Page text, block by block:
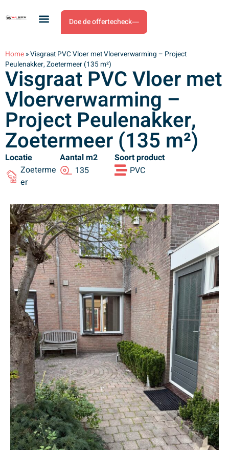
Doe de offertecheck
Home »Visgraat PVC Vloer met Vloerverwarming – Project
Peulenakker, Zoetermeer (135 m²)
Visgraat PVC Vloer met
Vloerverwarming –
Project Peulenakker,
Zoetermeer (135 m²)
Locatie
Zoeterme
er
Aantal m2
135
Soort product
PVC